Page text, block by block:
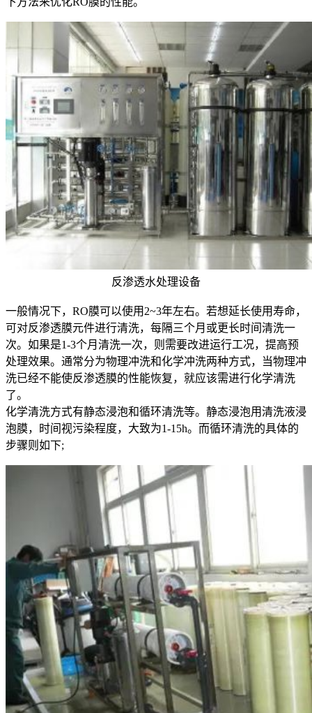
反渗透水处理设备
一般情况下，RO膜可以使用2~3年左右。若想延长使用寿命，
可对反渗透膜元件进行清洗，每隔三个月或更长时间清洗一
次。如果是1-3个月清洗一次，则需要改进运行工况，提高预
处理效果。通常分为物理冲洗和化学冲洗两种方式，当物理冲
洗已经不能使反渗透膜的性能恢复，就应该需进行化学清洗
了。
化学清洗方式有静态浸泡和循环清洗等。静态浸泡用清洗液浸
泡膜，时间视污染程度，大致为1-15h。而循环清洗的具体的
步骤则如下;